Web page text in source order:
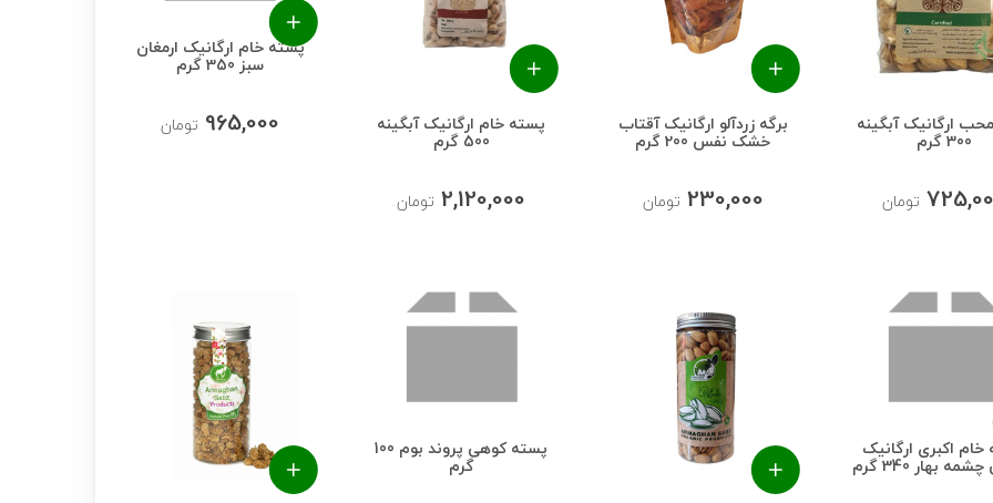
ارگانیک آبگینه
300 گرم
تومان
برگه زردآلو ارگانیک آقتاب
خشک نفس 200 گرم
230,000 تومان
پسته خام ارگانیک آبگینه
500 گرم
2,120,000 تومان
پسته خام ارگانیک ارمغان
سبز 350 گرم
965,000 تومان
اکبری ارگانیک
بهار 340 گرم
پسته کوهی پروند بوم 100
گرم